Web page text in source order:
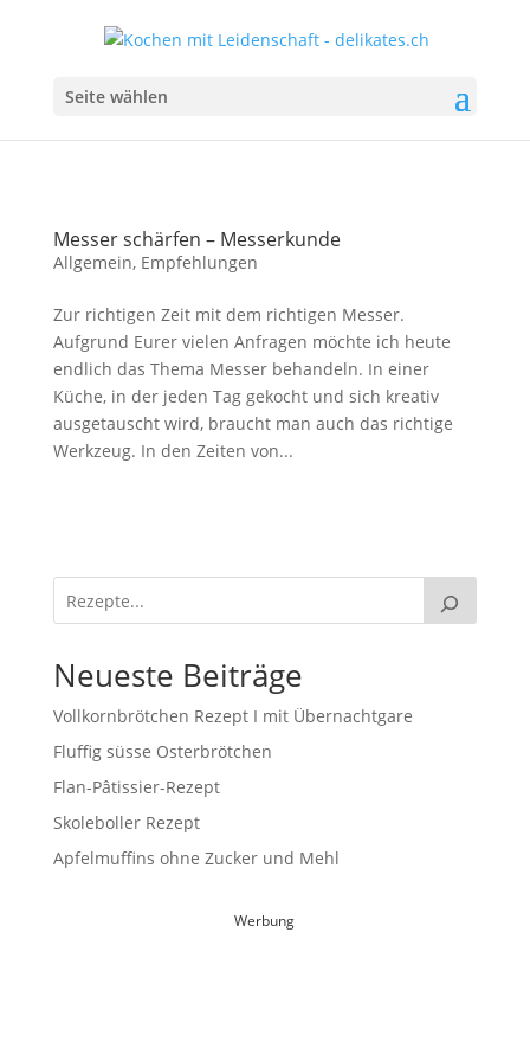
Seite wählen
Messer schärfen – Messerkunde
Allgemein, Empfehlungen
Zur richtigen Zeit mit dem richtigen Messer.
Aufgrund Eurer vielen Anfragen möchte ich heute
endlich das Thema Messer behandeln. In einer
Küche, in der jeden Tag gekocht und sich kreativ
ausgetauscht wird, braucht man auch das richtige
Werkzeug. In den Zeiten von...
Neueste Beiträge
Vollkornbrötchen Rezept I mit Übernachtgare
Fluffig süsse Osterbrötchen
Flan-Pâtissier-Rezept
Skoleboller Rezept
Apfelmuffins ohne Zucker und Mehl
Werbung